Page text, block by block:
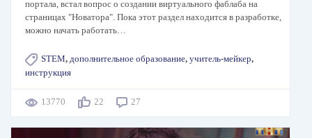
портала, встал вопрос о создании виртуального фаблаба на
страницах "Новатора". Пока этот раздел находится в разработке,
можно начать работать…
STEM, дополнительное образование, учитель-мейкер,
инструкция
13770 22 27